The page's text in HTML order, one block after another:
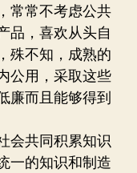
常常不考虑公共
品，喜欢从头自
殊不知，成熟的
公用，采取这些
廉而且能够得到
会共同积累知识
一的知识和制造